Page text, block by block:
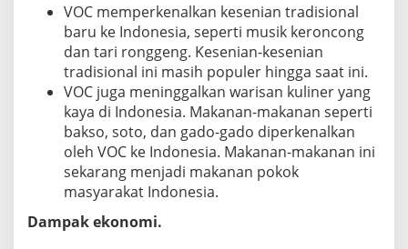
VOC memperkenalkan kesenian tradisional
baru ke Indonesia, seperti musik keroncong
dan tari ronggeng. Kesenian-kesenian
tradisional ini masih populer hingga saat ini.
VOC juga meninggalkan warisan kuliner yang
kaya di Indonesia. Makanan-makanan seperti
bakso, soto, dan gado-gado diperkenalkan
oleh VOC ke Indonesia. Makanan-makanan ini
sekarang menjadi makanan pokok
masyarakat Indonesia.
Dampak ekonomi.